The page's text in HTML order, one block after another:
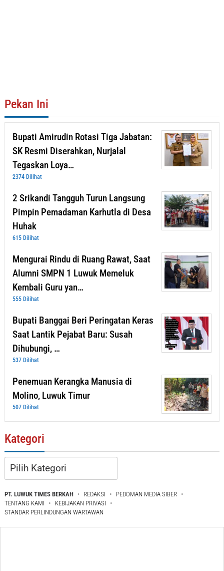
Pekan Ini
Bupati Amirudin Rotasi Tiga Jabatan:
SK Resmi Diserahkan, Nurjalal
Tegaskan Loya…
2374 Dilihat
2 Srikandi Tangguh Turun Langsung
Pimpin Pemadaman Karhutla di Desa
Huhak
615 Dilihat
Mengurai Rindu di Ruang Rawat, Saat
Alumni SMPN 1 Luwuk Memeluk
Kembali Guru yan…
555 Dilihat
Bupati Banggai Beri Peringatan Keras
Saat Lantik Pejabat Baru: Susah
Dihubungi, …
537 Dilihat
Penemuan Kerangka Manusia di
Molino, Luwuk Timur
507 Dilihat
Kategori
Kategori
PT. LUWUK TIMES BERKAH REDAKSI
PEDOMAN MEDIA SIBER
TENTANG KAMI
KEBIJAKAN PRIVASI
STANDAR PERLINDUNGAN WARTAWAN